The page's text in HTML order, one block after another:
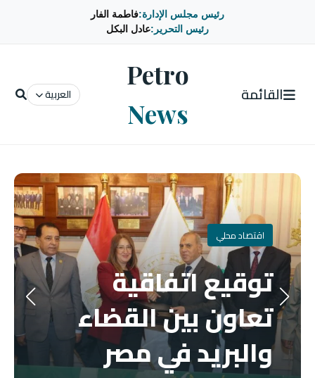
رئيس مجلس الإدارة:فاطمة الفار
رئيس التحرير:عادل البكل
القائمة
Petro
News
العربية
اقتصاد محلي
توقيع اتفاقية
تعاون بين القضاء
والبريد في مصر